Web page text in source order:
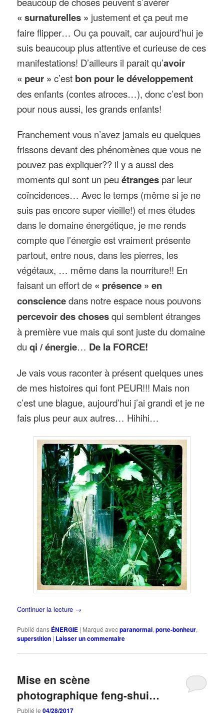
« surnaturelles » justement et ça peut me
faire flipper… Ou ça pouvait, car aujourd’hui je
suis beaucoup plus attentive et curieuse de ces
manifestations! D’ailleurs il parait qu’avoir
« peur » c’est bon pour le développement
des enfants (contes atroces…), donc c’est bon
pour nous aussi, les grands enfants!
Franchement vous n’avez jamais eu quelques
frissons devant des phénomènes que vous ne
pouvez pas expliquer?? il y a aussi des
moments qui sont un peuétranges par leur
coïncidences… Avec le temps (même si je ne
suis pas encore super vieille!) et mes études
dans le domaine énergétique, je me rends
compte que l’énergie est vraiment présente
partout, entre nous, dans les pierres, les
végétaux, … même dans la nourriture!! En
faisant un effort de « présence » en
consciencedans notre espace nous pouvons
percevoir des chosesqui semblent étranges
à première vue mais qui sont juste du domaine
du qi / énergie… De la FORCE!
Je vais vous raconter à présent quelques unes
de mes histoires qui font PEUR!!! Mais non
c’est une blague, aujourd’hui j’ai grandi et je ne
fais plus peur aux autres… Hihihi…
Continuer la lecture →
Publié dans ÉNERGIE | Marqué avecparanormal,porte-bonheur,
superstition | Laisser un commentaire
Mise en scène
photographique feng-shui…
Publié le04/28/2017